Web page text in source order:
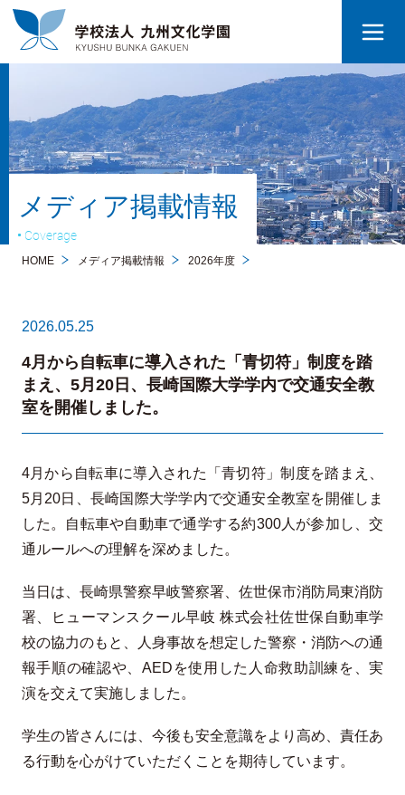
メディア掲載情報
Coverage
HOME メディア掲載情報 2026年度
2026.05.25
4月から自転車に導入された「青切符」制度を踏
まえ、5月20日、長崎国際大学学内で交通安全教
室を開催しました。
4月から自転車に導入された「青切符」制度を踏まえ、
5月20日、長崎国際大学学内で交通安全教室を開催しま
した。自転車や自動車で通学する約300人が参加し、交
通ルールへの理解を深めました。
当日は、長崎県警察早岐警察署、佐世保市消防局東消防
署、ヒューマンスクール早岐 株式会社佐世保自動車学
校の協力のもと、人身事故を想定した警察・消防への通
報手順の確認や、AEDを使用した人命救助訓練を、実
演を交えて実施しました。
学生の皆さんには、今後も安全意識をより高め、責任あ
る行動を心がけていただくことを期待しています。